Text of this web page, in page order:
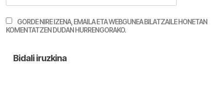
GORDE NIRE IZENA, EMAILA ETA WEBGUNEA BILATZAILE HONETAN
KOMENTATZEN DUDAN HURRENGORAKO.